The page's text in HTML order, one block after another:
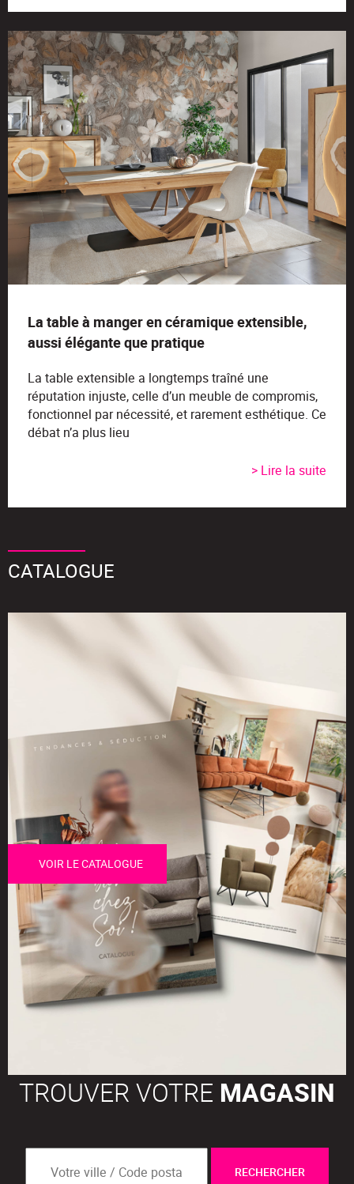
La table à manger en céramique extensible,
aussi élégante que pratique
La table extensible a longtemps traîné une
réputation injuste, celle d’un meuble de compromis,
fonctionnel par nécessité, et rarement esthétique. Ce
débat n’a plus lieu
> Lire la suite
CATALOGUE
VOIR LE CATALOGUE
TROUVER VOTRE MAGASIN
RECHERCHER